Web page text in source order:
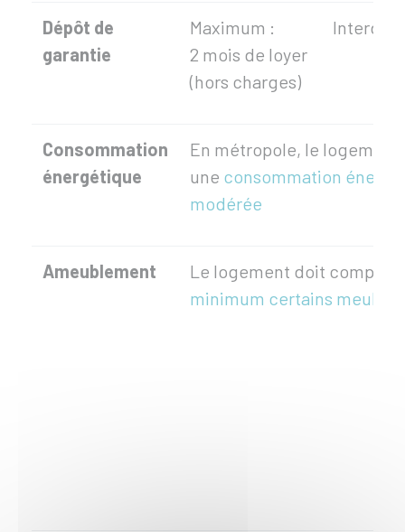
Dépôt de
garantie
Maximum :
2 mois de loyer
(hors charges)
Interdit
Consommation
énergétique
En métropole, le
une consommation
modérée
Ameublement
Le logement doit
minimum certains meubles